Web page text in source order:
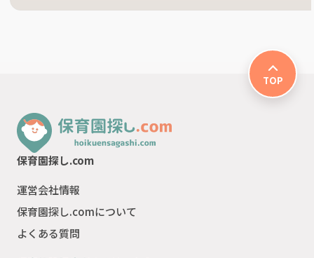
TOP
保育園探し.com
運営会社情報
保育園探し.comについて
よくある質問